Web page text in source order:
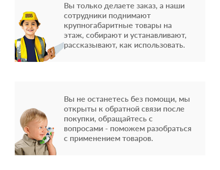
Вы только делаете заказ, а наши
сотрудники поднимают
крупногабаритные товары на
этаж, собирают и устанавливают,
рассказывают, как использовать.
Вы не останетесь без помощи, мы
открыты к обратной связи после
покупки, обращайтесь с
вопросами - поможем разобраться
с применением товаров.